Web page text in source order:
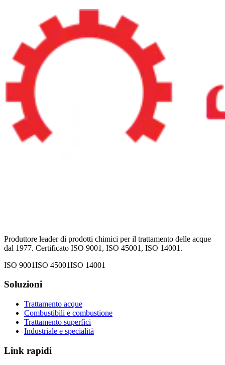
Produttore leader di prodotti chimici per il trattamento delle acque
dal 1977. Certificato ISO 9001, ISO 45001, ISO 14001.
ISO 9001ISO 45001ISO 14001
Soluzioni
Trattamento acque
Combustibili e combustione
Trattamento superfici
Industriale e specialità
Link rapidi